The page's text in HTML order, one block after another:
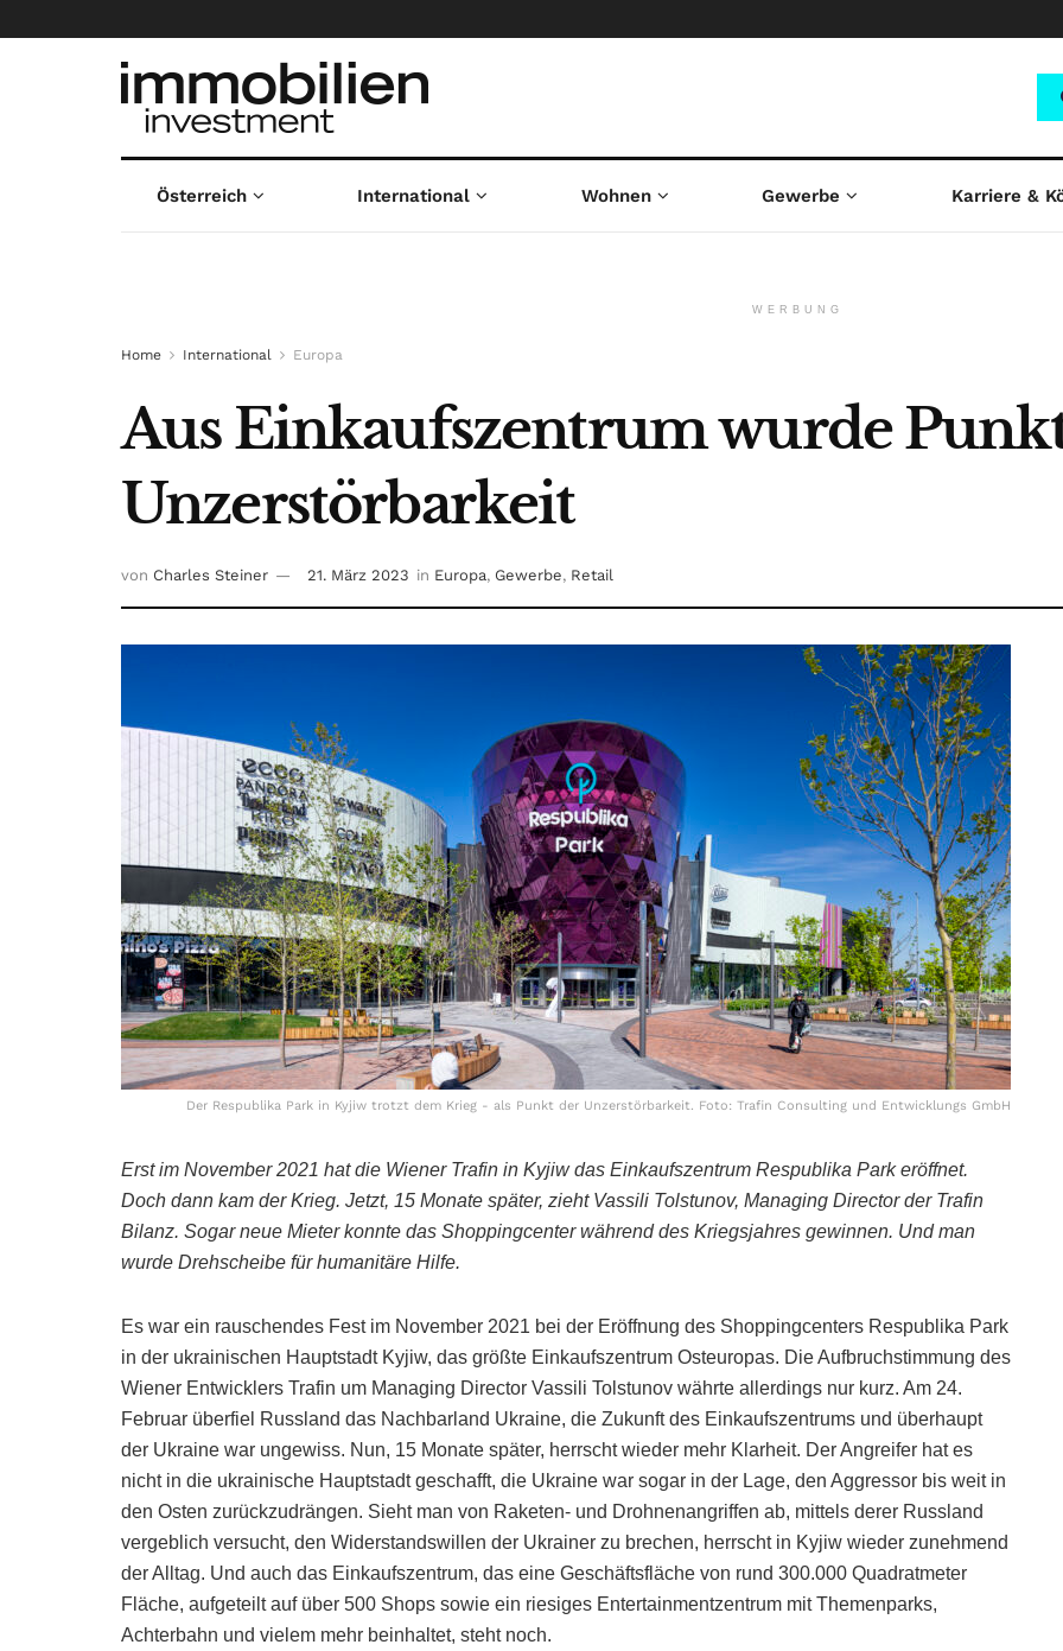
Österreich International Wohnen Gewerbe Karriere &
WERBUNG
Home International Europa
Aus Einkaufszentrum wurde
Unzerstörbarkeit
von Charles Steiner 21. März 2023 in Europa, Gewerbe, Retail
Der Respublika Park in Kyjiw trotzt dem Krieg - als Punkt der Unzerstörbarkeit. Foto: Trafin Consulting und Entwicklungs GmbH
Erst im November 2021 hat die Wiener Trafin in Kyjiw das Einkaufszentrum Respublika Park eröffnet.
Doch dann kam der Krieg. Jetzt, 15 Monate später, zieht Vassili Tolstunov, Managing Director der Trafin
Bilanz. Sogar neue Mieter konnte das Shoppingcenter während des Kriegsjahres gewinnen. Und man
wurde Drehscheibe für humanitäre Hilfe.
Es war ein rauschendes Fest im November 2021 bei der Eröffnung des Shoppingcenters Respublika Park
in der ukrainischen Hauptstadt Kyjiw, das größte Einkaufszentrum Osteuropas. Die Aufbruchstimmung des
Wiener Entwicklers Trafin um Managing Director Vassili Tolstunov währte allerdings nur kurz. Am 24.
Februar überfiel Russland das Nachbarland Ukraine, die Zukunft des Einkaufszentrums und überhaupt
der Ukraine war ungewiss. Nun, 15 Monate später, herrscht wieder mehr Klarheit. Der Angreifer hat es
nicht in die ukrainische Hauptstadt geschafft, die Ukraine war sogar in der Lage, den Aggressor bis weit in
den Osten zurückzudrängen. Sieht man von Raketen- und Drohnenangriffen ab, mittels derer Russland
vergeblich versucht, den Widerstandswillen der Ukrainer zu brechen, herrscht in Kyjiw wieder zunehmend
der Alltag. Und auch das Einkaufszentrum, das eine Geschäftsfläche von rund 300.000 Quadratmeter
Fläche, aufgeteilt auf über 500 Shops sowie ein riesiges Entertainmentzentrum mit Themenparks,
Achterbahn und vielem mehr beinhaltet, steht noch.